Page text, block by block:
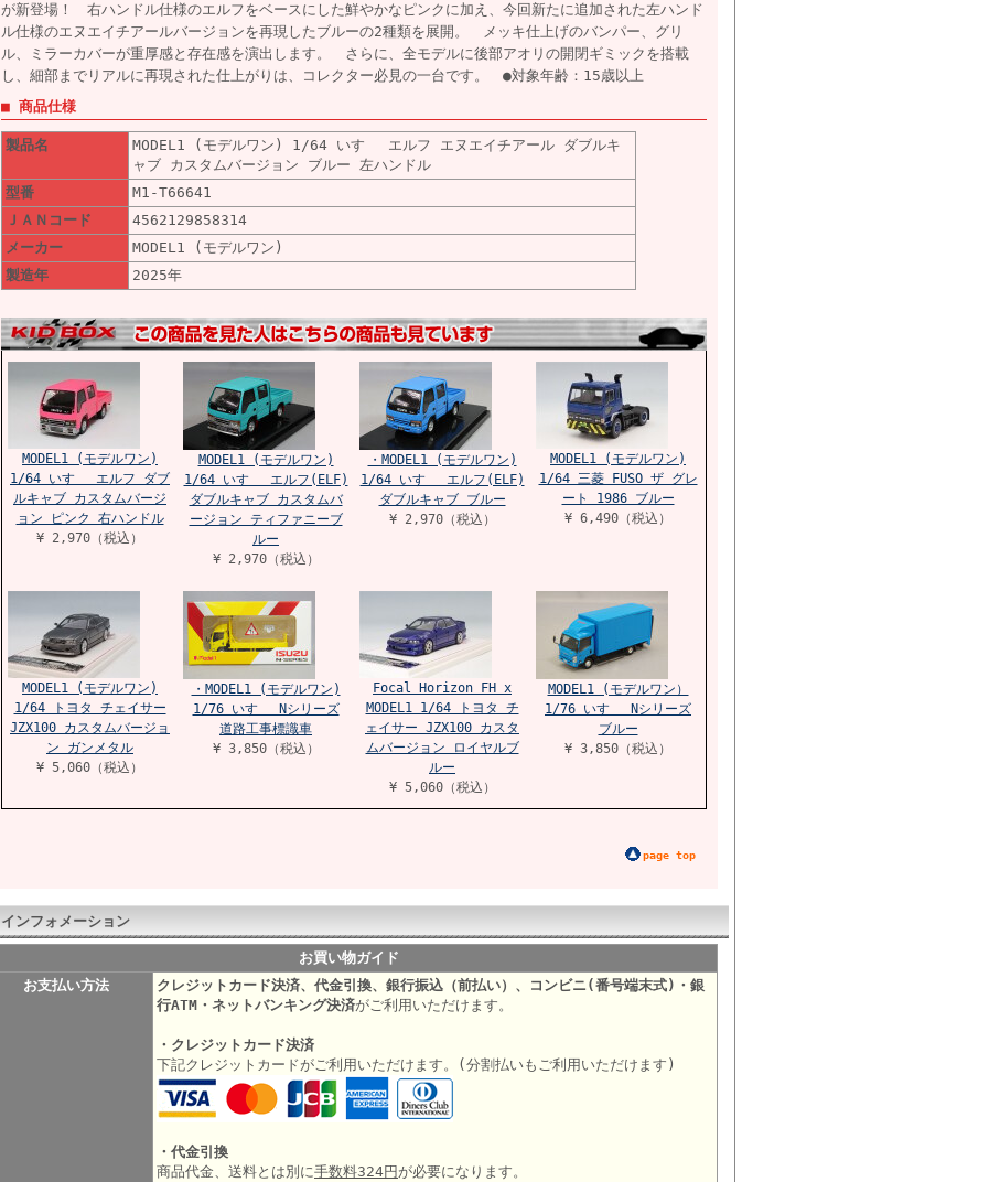
が新登場！ 右ハンドル仕様のエルフをベースにした鮮やかなピンクに加え、今回新たに追加された左ハンド
ル仕様のエヌエイチアールバージョンを再現したブルーの2種類を展開。 メッキ仕上げのバンパー、グリ
ル、ミラーカバーが重厚感と存在感を演出します。 さらに、全モデルに後部アオリの開閉ギミックを搭載
し、細部までリアルに再現された仕上がりは、コレクター必見の一台です。 ●対象年齢：15歳以上
■ 商品仕様
製品名
MODEL1 (モデルワン) 1/64 いすゞ エルフ エヌエイチアール ダブルキ
ャブ カスタムバージョン ブルー 左ハンドル
型番
M1-T66641
ＪＡＮコード
4562129858314
メーカー
MODEL1 (モデルワン)
製造年
2025年
MODEL1 (モデルワン)
1/64 いすゞ エルフ ダブ
ルキャブ カスタムバージ
ョン ピンク 右ハンドル
¥ 2,970（税込）
MODEL1 (モデルワン)
1/64 いすゞ エルフ(ELF)
ダブルキャブ カスタムバ
ージョン ティファニーブ
ルー
¥ 2,970（税込）
・MODEL1 (モデルワン)
1/64 いすゞ エルフ(ELF)
ダブルキャブ ブルー
¥ 2,970（税込）
MODEL1 (モデルワン)
1/64 三菱 FUSO ザ グレ
ート 1986 ブルー
¥ 6,490（税込）
MODEL1 (モデルワン)
1/64 トヨタ チェイサー
JZX100 カスタムバージョ
ン ガンメタル
¥ 5,060（税込）
・MODEL1 (モデルワン)
1/76 いすゞ Nシリーズ
道路工事標識車
¥ 3,850（税込）
Focal Horizon FH x
MODEL1 1/64 トヨタ チ
ェイサー JZX100 カスタ
ムバージョン ロイヤルブ
ルー
¥ 5,060（税込）
MODEL1 (モデルワン）
1/76 いすゞ Nシリーズ
ブルー
¥ 3,850（税込）
page top
インフォメーション
お買い物ガイド
お支払い方法
クレジットカード決済、代金引換、銀行振込（前払い）、コンビニ(番号端末式)・銀
行ATM・ネットバンキング決済がご利用いただけます。
・クレジットカード決済
下記クレジットカードがご利用いただけます。(分割払いもご利用いただけます)
・代金引換
商品代金、送料とは別に手数料324円 が必要になります。